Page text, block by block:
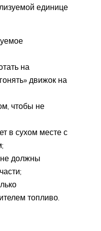
единице
на
движок на
чтобы не
в сухом месте с
должны
топливо.